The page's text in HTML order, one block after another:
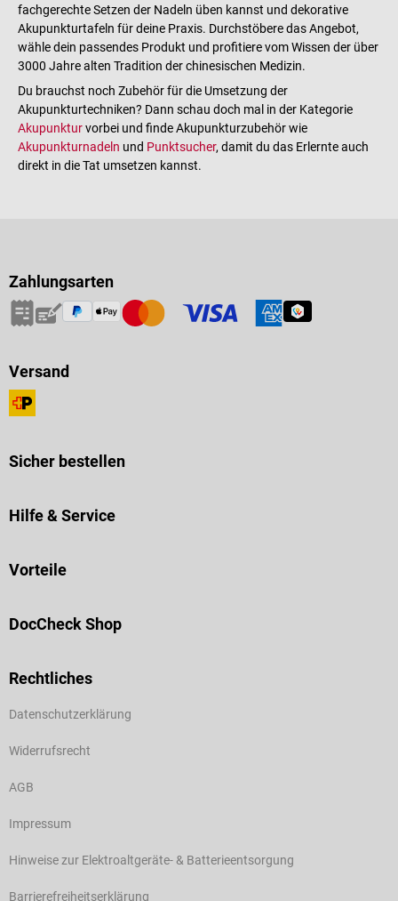
fachgerechte Setzen der Nadeln üben kannst und dekorative
Akupunkturtafeln für deine Praxis. Durchstöbere das Angebot,
wähle dein passendes Produkt und profitiere vom Wissen der über
3000 Jahre alten Tradition der chinesischen Medizin.
Du brauchst noch Zubehör für die Umsetzung der
Akupunkturtechniken? Dann schau doch mal in der Kategorie
Akupunkturvorbei und finde Akupunkturzubehör wie
Akupunkturnadeln und Punktsucher, damit du das Erlernte auch
direkt in die Tat umsetzen kannst.
Zahlungsarten
Versand
Sicher bestellen
Hilfe & Service
Vorteile
DocCheck Shop
Rechtliches
Datenschutzerklärung
Widerrufsrecht
AGB
Impressum
Hinweise zur Elektroaltgeräte- & Batterieentsorgung
Barrierefreiheitserklärung